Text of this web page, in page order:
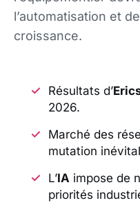
l’automatisation et
croissance.
Résultats d’
2026.
Marché des
mutation
L’IAimpose de
priorités